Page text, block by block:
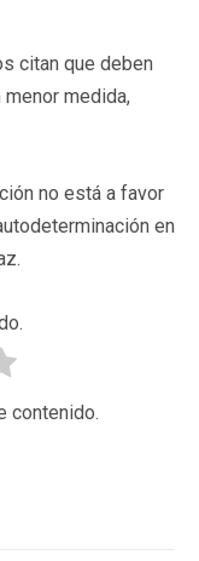
citan que deben
menor medida,
no está a favor
en
contenido.